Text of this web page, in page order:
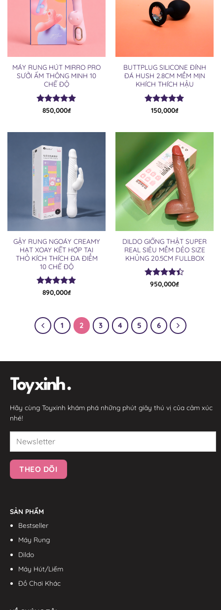
MÁY RUNG HÚT MIRRO PRO
SƯỞI ẤM THÔNG MINH 10
CHẾ ĐỘ
Được xếp
850,000₫
BUTTPLUG SILICONE ĐÍNH
ĐÁ HUSH 2.8CM MỀM MỊN
KHÍCH THÍCH HẬU
Được xếp
150,000₫
GẬY RUNG NGOÁY CREAMY
HẠT XOAY KẾT HỢP TAI
THỎ KÍCH THÍCH ĐA ĐIỂM
10 CHẾ ĐỘ
Được xếp
890,000₫
DILDO GIỐNG THẬT SUPER
REAL SIÊU MỀM DẺO SIZE
KHỦNG 20.5CM FULLBOX
Được xếp
950,000₫
1 2 3 4 5 6
Hãy cùng Toyxinh khám phá những phút giây thú vị của cảm xúc
nhé!
SẢN PHẨM
Bestseller
Máy Rung
Dildo
Máy Hút/Liếm
Đồ Chơi Khác